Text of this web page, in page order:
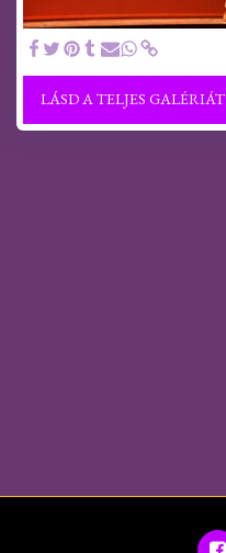
LÁSD A TELJES GALÉRIÁT